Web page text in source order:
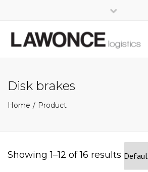
Mo - Fr: 8:00 - 17:00
+49
info@lawonce.de
bar
Disk brakes
Home Product
Showing 1–12 of 16 results